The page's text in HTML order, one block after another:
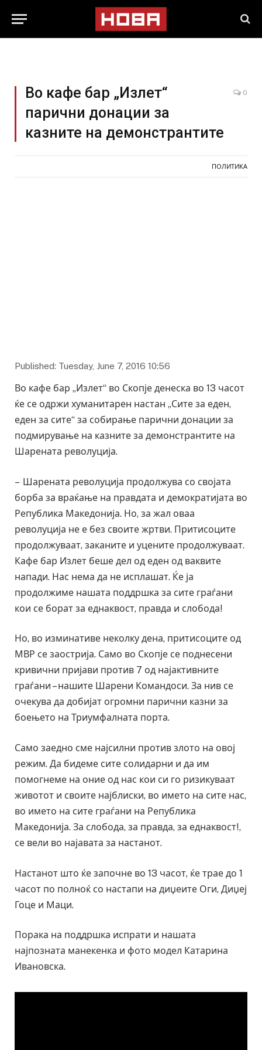
Во кафе бар „Излет“
парични донации за
казните на демонстрантите
0
ПОЛИТИКА
Published: Tuesday, June 7, 2016 10:56
Во кафе бар „Излет“ во Скопје денеска во 13 часот
ќе се одржи хуманитарен настан „Сите за еден,
еден за сите“ за собирање парични донации за
подмирување на казните за демонстрантите на
‪‎Шарената револуција.
– Шарената револуција продолжува со својата
борба за враќање на правдата и демократијата во
Република Македонија. Но, за жал оваа
револуција не е без своите жртви. Притисоците
продолжуваат, заканите и уцените продолжуваат.
Кафе бар Излет беше дел од еден од ваквите
напади. Нас нема да не исплашат. Ќе ја
продолжиме нашата поддршка за сите граѓани
кои се борат за еднаквост, правда и слобода!
Но, во изминативе неколку дена, притисоците од
МВР се заострија. Само во Скопје се поднесени
кривични пријави против 7 од најактивните
граѓани – нашите Шарени Командоси. За нив се
очекува да добијат огромни парични казни за
боењето на Триумфалната порта.
Само заедно сме најсилни против злото на овој
режим. Да бидеме сите солидарни и да им
помогнеме на оние од нас кои си го ризикуваат
животот и своите најблиски, во името на сите нас,
во името на сите граѓани на Република
Македонија. За слобода, за правда, за еднаквост!,
се вели во најавата за настанот.
Настанот што ќе започне во 13 часот, ќе трае до 1
часот по полноќ со настапи на диџеите Оги, Диџеј
Гоце и Маци.
Порака на поддршка испрати и нашата
најпозната манекенка и фото модел Катарина
Ивановска.